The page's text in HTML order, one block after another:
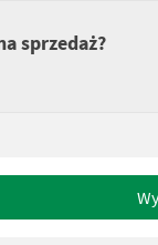
sprzedaż?